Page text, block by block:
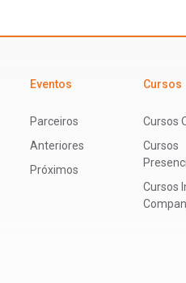
Eventos
Parceiros
Anteriores
Próximos
Cursos
Cursos
Cursos
Cursos